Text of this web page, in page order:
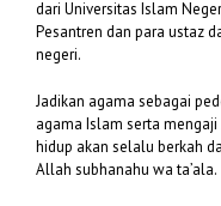
dari Universitas Islam
Pesantren dan para ustaz
negeri.
Jadikan agama sebagai
agama Islam serta
hidup akan selalu berkah
Allah subhanahu wa ta’ala.